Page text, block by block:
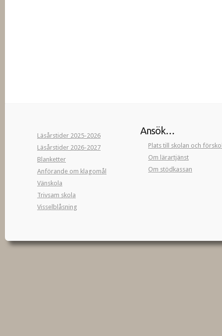
Läsårstider 2025-2026
Läsårstider 2026-2027
Blanketter
Anförande om klagomål
Vänskola
Trivsam skola
Visselblåsning
Ansök…
Plats till skolan och
Om lärartjänst
Om stödkassan